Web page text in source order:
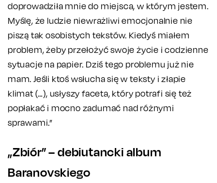
doprowadziła mnie do miejsca, w którym jestem.
Myślę, że ludzie niewrażliwi emocjonalnie nie
piszą tak osobistych tekstów. Kiedyś miałem
problem, żeby przełożyć swoje życie i codzienne
sytuacje na papier. Dziś tego problemu już nie
mam. Jeśli ktoś wsłucha się w teksty i złapie
klimat (…), usłyszy faceta, który potrafi się też
popłakać i mocno zadumać nad różnymi
sprawami.”
„Zbiór” – debiutancki album
Baranovskiego